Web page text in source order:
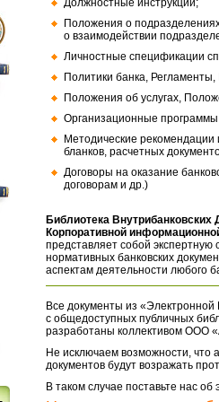
Должностные инструкции;
Положения о
о взаимодействии
Личностные спецификации
Политики банка,
Положения об услугах,
Организационные
Методические
бланков, расчетных
Договоры на оказание
договорам и др.)
Библиотека
Корпоративной
представляет собой экспертную
нормативных банковских
аспектам деятельности любого
Все документы из «Электронной
с общедоступных публичных
разработаны коллективом ООО
Не исключаем возможности, что
документов будут возражать
В таком случае поставьте нас